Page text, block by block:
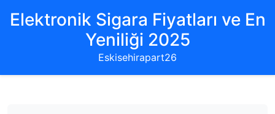
Elektronik Sigara Fiyatları ve En
Yeniliği 2025
Eskisehirapart26